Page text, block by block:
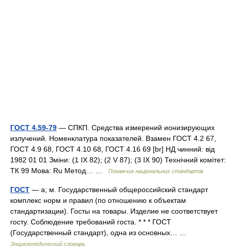
ГОСТ 4.59-79 — СПКП. Средства измерений ионизирующих
излучений. Номенклатура показателей. Взамен ГОСТ 4.2 67,
ГОСТ 4.9 68, ГОСТ 4.10 68, ГОСТ 4.16 69 [br] НД чинний: від
1982 01 01 Зміни: (1 IX 82); (2 V 87); (3 IX 90) Технічний комітет:
ТК 99 Мова: Ru Метод… …
Покажчик національних стандартів
ГОСТ — а; м. Государственный общероссийский стандарт
комплекс норм и правил (по отношению к объектам
стандартизации). Госты на товары. Изделие не соответствует
госту. Соблюдение требований госта. * * * ГОСТ
(Государственный стандарт), одна из основных… …
Энциклопедический словарь